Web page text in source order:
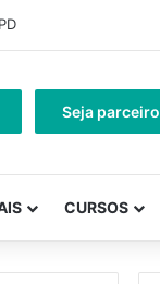
Seja parceiro
CURSOS